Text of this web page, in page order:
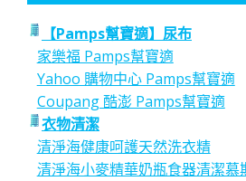
【Pamps幫寶適】尿布
家樂福 Pamps幫寶適
Yahoo 購物中心 Pamps幫寶適
Coupang 酷澎 Pamps幫寶適
衣物清潔
清淨海健康呵護天然洗衣精
清淨海小麥精華奶瓶食器清潔慕